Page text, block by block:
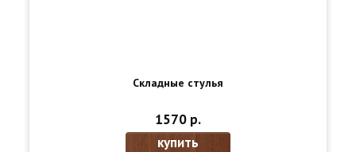
Складные стулья
1570 р.
купить